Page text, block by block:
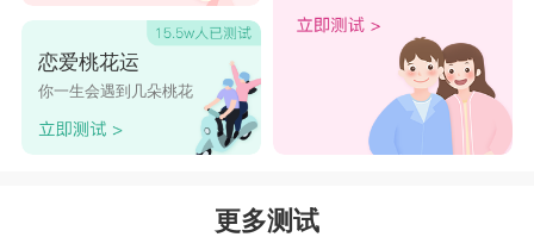
恋爱桃花运
你一生会遇到几朵桃花
更多测试